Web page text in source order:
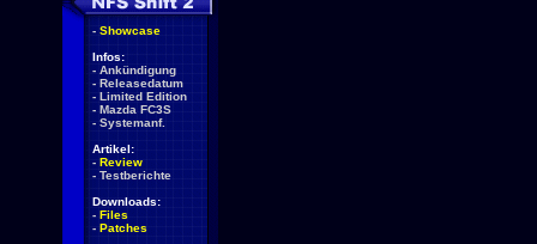
- Showcase
Infos:
- Ankündigung
- Releasedatum
- Limited Edition
- Mazda FC3S
- Systemanf.
Artikel:
- Review
- Testberichte
Downloads:
- Files
- Patches